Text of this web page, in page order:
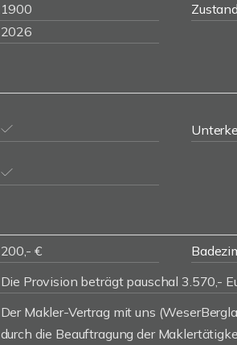
1900 Zustand
2026
200,- €
Die Provision beträgt pauschal 3.570,-
Der Makler-Vertrag mit uns
durch die Beauftragung der